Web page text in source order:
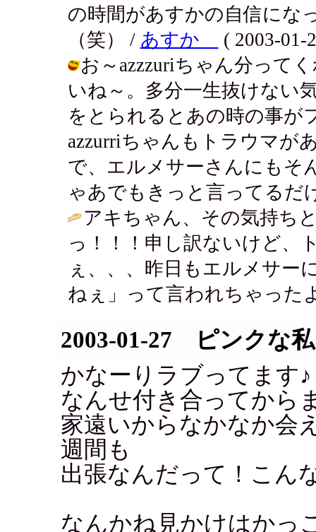
の時間があすかの自信にな
（笑） / あすか
( 2003-01-
お～azzzuriちゃん分って
いね～。多分一生抜けない
をとられるとあの時の事が
azzurriちゃんもトラウマが
で、エルメサーさんにもそ
ゃあでもきっと言ってるだ
アキちゃん、その気持ち
っ！！！申し訳ないけど、
ぇ、、、昨日もエルメサー
ねぇ」って言われちゃった
2003-01-27 ピンクな私
かなーりラブってます♪
なんせ付き合ってから
家遠いからなかなか会
週間も
出張なんだって！こん
なんかね見かけはかっ